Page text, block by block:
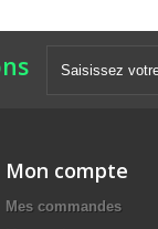
Mon compte
Mes commandes